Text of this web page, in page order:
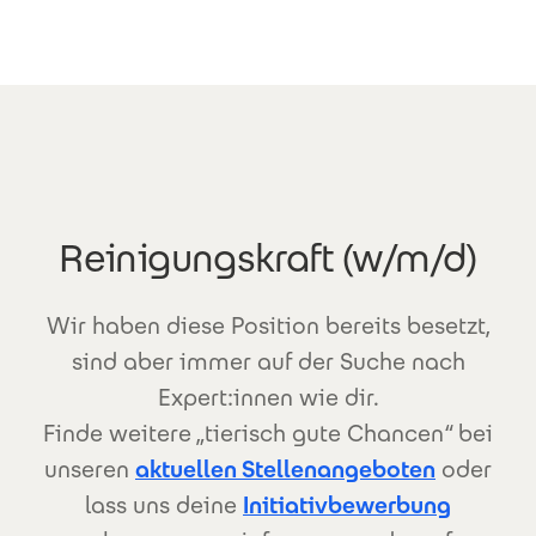
Reinigungskraft (w/m/d)
Wir haben diese Position bereits besetzt,
sind aber immer auf der Suche nach
Expert:innen wie dir.
Finde weitere „tierisch gute Chancen“ bei
unseren aktuellen Stellenangeboten oder
lass uns deine Initiativbewerbung